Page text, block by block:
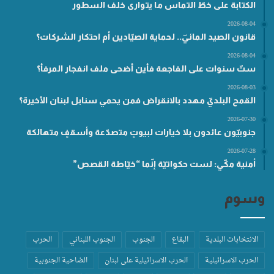
الكتابة على خطّ التماس ما يتوارى خلف السطور
2026-08-04
قانون الصيد المائيّ.. لحماية الصيّادين أم احتكار الشركات؟
2026-08-04
ستّ سنوات على الفاجعة فأين أضحى ملف انفجار المرفأ؟
2026-08-03
القمح البلديّ مهدد بالانقراض فمن يحمي سنابل لبنان الأخيرة؟
2026-07-30
جنوبيّون عائدون بلا خيارات لبيوتٍ متصدّعة وأسقفٍ متهالكة
2026-07-28
أمنية مكّي: لست حكواتيّة إنّما “خيّاطة القصص”
وسوم
الانتخابات البلدية البقاع الجنوب الجنوب اللبناني
الحرب
الحرب الاسرائيلية
الحرب الاسرائيلية على لبنان الضاحية الجنوبية